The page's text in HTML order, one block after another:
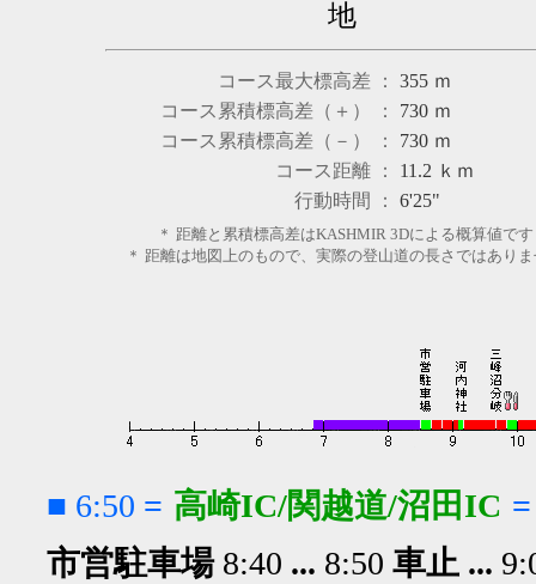
地
コース最大標高差 ： 355 ｍ
コース累積標高差（＋） ：
730 ｍ
コース累積標高差（－） ：
730 ｍ
コース距離 ：
11.2 ｋｍ
行動時間 ：
6'25"
＊ 距離と累積標高差はKASHMIR 3Dによる概算値です
＊ 距離は地図上のもので、実際の登山道の長さではあり
■ 6:50 = 高崎IC/関越道/沼田IC
市営駐車場8:40 ... 8:50 車止 ...